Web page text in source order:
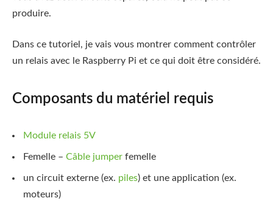
produire.
Dans ce tutoriel, je vais vous montrer comment contrôler
un relais avec le Raspberry Pi et ce qui doit être considéré.
Composants du matériel requis
Module relais 5V
Femelle – Câble jumper femelle
un circuit externe (ex. piles) et une application (ex.
moteurs)